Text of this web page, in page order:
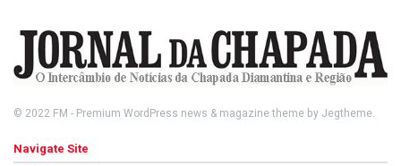
© 2022 FM - Premium WordPress news & magazine theme by Jegtheme.
Navigate Site